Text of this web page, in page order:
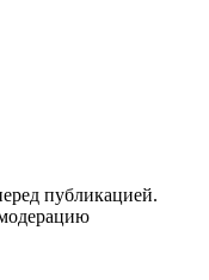
публикацией.